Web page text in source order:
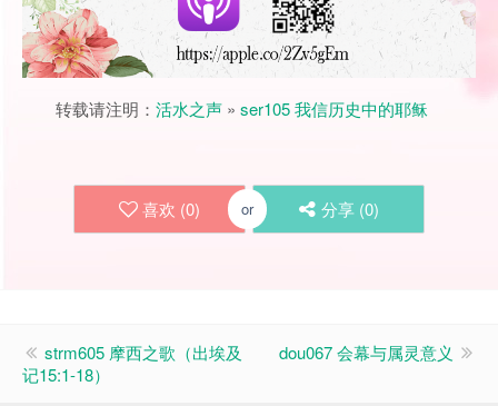
转载请注明： 活水之声 » ser105 我信历史中的耶稣
喜欢 (0) or 分享 (0)
strm605 摩西之歌（出埃及
记15:1-18）
dou067 会幕与属灵意义